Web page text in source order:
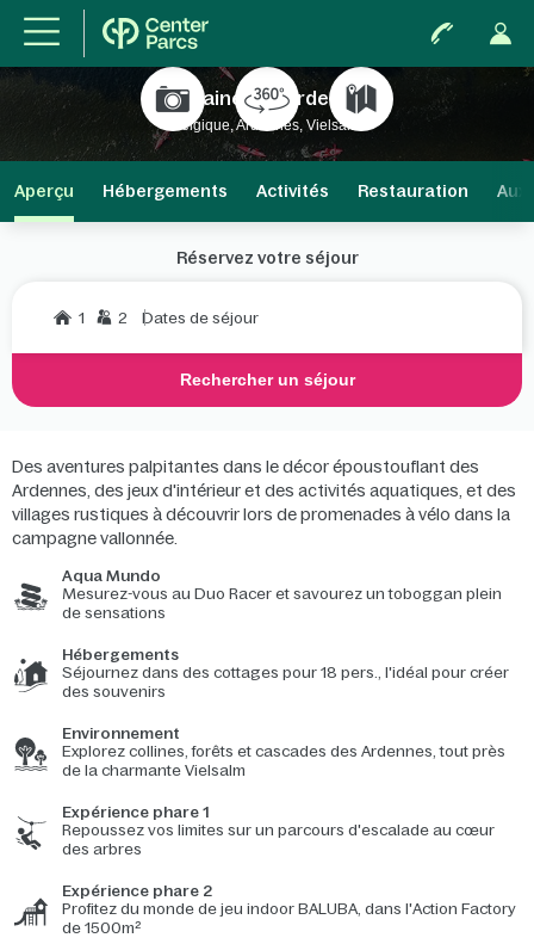
Domaine Les Ardennes
Belgique, Ardennes, Vielsalm
Aperçu Hébergements Activités Restauration Aux
Réservez votre séjour
1 2 Dates de séjour
Rechercher un séjour
Des aventures palpitantes dans le décor époustouflant des
Ardennes, des jeux d'intérieur et des activités aquatiques, et des
villages rustiques à découvrir lors de promenades à vélo dans la
campagne vallonnée.
Aqua Mundo
Mesurez-vous au Duo Racer et savourez un toboggan plein
de sensations
Hébergements
Séjournez dans des cottages pour 18 pers., l'idéal pour créer
des souvenirs
Environnement
Explorez collines, forêts et cascades des Ardennes, tout près
de la charmante Vielsalm
Expérience phare 1
Repoussez vos limites sur un parcours d'escalade au cœur
des arbres
Expérience phare 2
Profitez du monde de jeu indoor BALUBA, dans l'Action Factory
de 1500m²